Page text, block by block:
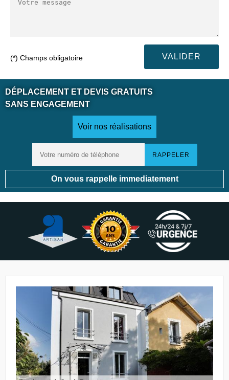
(*) Champs obligatoire
DÉPLACEMENT ET DEVIS GRATUITS
SANS ENGAGEMENT
Voir nos réalisations
On vous rappelle immediatement